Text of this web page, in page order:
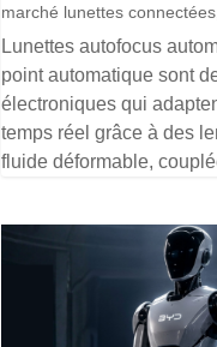
marché lunettes connectées
Lunettes autofocus
point automatique sont
électroniques qui
temps réel grâce à des
fluide déformable,